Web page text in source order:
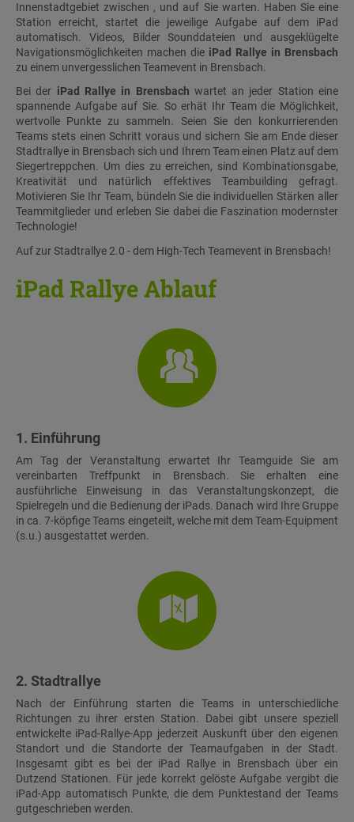
Innenstadtgebiet zwischen , und auf Sie warten. Haben Sie eine
Station erreicht, startet die jeweilige Aufgabe auf dem iPad
automatisch. Videos, Bilder Sounddateien und ausgeklügelte
Navigationsmöglichkeiten machen die iPad Rallye in Brensbach
zu einem unvergesslichen Teamevent in Brensbach.
Bei der iPad Rallye in Brensbach wartet an jeder Station eine
spannende Aufgabe auf Sie. So erhät Ihr Team die Möglichkeit,
wertvolle Punkte zu sammeln. Seien Sie den konkurrierenden
Teams stets einen Schritt voraus und sichern Sie am Ende dieser
Stadtrallye in Brensbach sich und Ihrem Team einen Platz auf dem
Siegertreppchen. Um dies zu erreichen, sind Kombinationsgabe,
Kreativität und natürlich effektives Teambuilding gefragt.
Motivieren Sie Ihr Team, bündeln Sie die individuellen Stärken aller
Teammitglieder und erleben Sie dabei die Faszination modernster
Technologie!
Auf zur Stadtrallye 2.0 - dem High-Tech Teamevent in Brensbach!
iPad Rallye Ablauf
1. Einführung
Am Tag der Veranstaltung erwartet Ihr Teamguide Sie am
vereinbarten Treffpunkt in Brensbach. Sie erhalten eine
ausführliche Einweisung in das Veranstaltungskonzept, die
Spielregeln und die Bedienung der iPads. Danach wird Ihre Gruppe
in ca. 7-köpfige Teams eingeteilt, welche mit dem Team-Equipment
(s.u.) ausgestattet werden.
2. Stadtrallye
Nach der Einführung starten die Teams in unterschiedliche
Richtungen zu ihrer ersten Station. Dabei gibt unsere speziell
entwickelte iPad-Rallye-App jederzeit Auskunft über den eigenen
Standort und die Standorte der Teamaufgaben in der Stadt.
Insgesamt gibt es bei der iPad Rallye in Brensbach über ein
Dutzend Stationen. Für jede korrekt gelöste Aufgabe vergibt die
iPad-App automatisch Punkte, die dem Punktestand der Teams
gutgeschrieben werden.